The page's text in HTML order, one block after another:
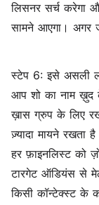
लिसनर सर्च करेगा
सामने आएगा। अगर
स्टेप 6: इसे असली
आप शो का नाम ख़ुद
ख़ास ग्रुप के लिए
ज़्यादा मायने रखता
हर फ़ाइनलिस्ट को
टारगेट ऑडियंस से
किसी कॉन्टेक्स्ट के